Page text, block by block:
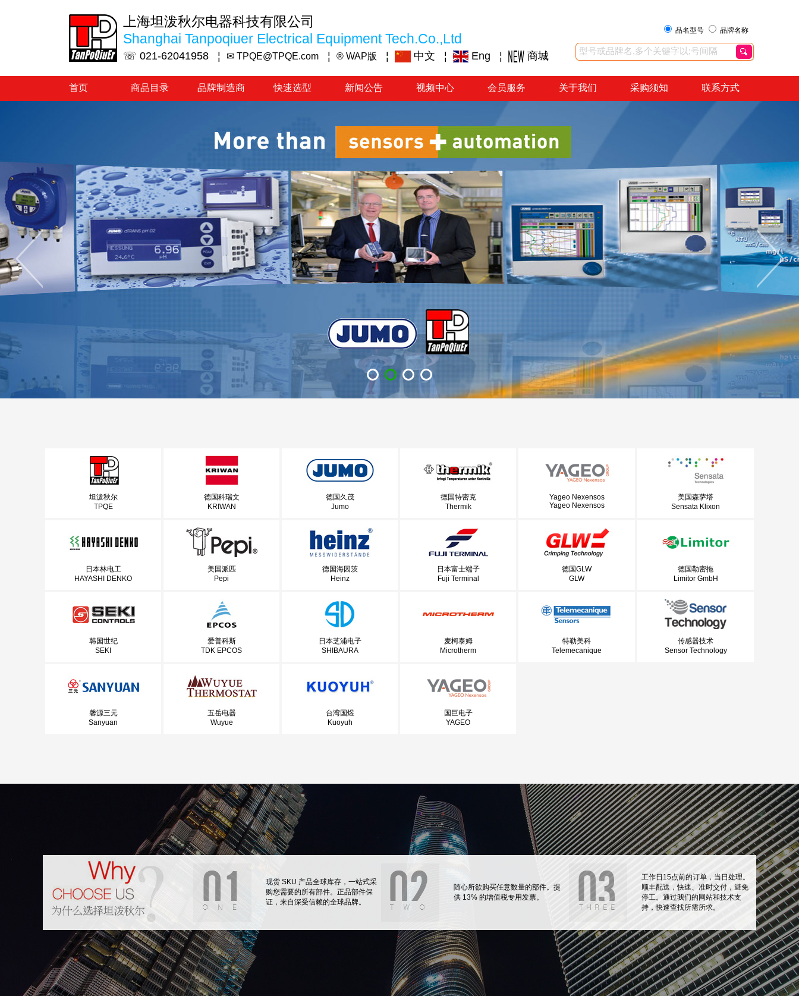
上海坦泼秋尔电器科技有限公司
Shanghai Tanpoqiuer Electrical Equipment Tech.Co.,Ltd
☏ 021-62041958 ¦ ✉ TPQE@TPQE.com ¦ ® WAP版 ¦ 中文 ¦ Eng ¦ 商城
品名型号 品牌名称
首页 商品目录 品牌制造商 快速选型 新闻公告 视频中心 会员服务 关于我们 采购须知 联系方式
坦泼秋尔
TPQE
德国科瑞文
KRIWAN
德国久茂
Jumo
德国特密克
Thermik
Yageo Nexensos
Yageo Nexensos
美国森萨塔
Sensata Klixon
日本林电工
HAYASHI DENKO
美国派匹
Pepi
德国海因茨
Heinz
日本富士端子
Fuji Terminal
德国GLW
GLW
德国勒密拖
Limitor GmbH
韩国世纪
SEKI
爱普科斯
TDK EPCOS
日本芝浦电子
SHIBAURA
麦柯泰姆
Microtherm
特勒美科
Telemecanique
传感器技术
Sensor Technology
馨源三元
Sanyuan
五岳电器
Wuyue
台湾国煜
Kuoyuh
国巨电子
YAGEO
现货 SKU 产品全球库存，一站式采
购您需要的所有部件。正品部件保
证，来自深受信赖的全球品牌。
随心所欲购买任意数量的部件。提
供 13% 的增值税专用发票。
工作日15点前的订单，当日处理。
顺丰配送，快速、准时交付，避免
停工。通过我们的网站和技术支
持，快速查找所需所求。